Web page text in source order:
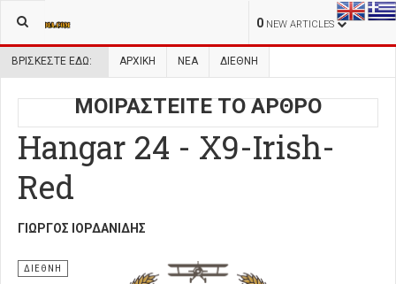
0 NEW ARTICLES
ΒΡΊΣΚΕΣΤΕ ΕΔΏ: ΑΡΧΙΚΉ ΝΕΑ ΔΙΕΘΝΗ
ΜΟΙΡΑΣΤΕΙΤΕ ΤΟ ΑΡΘΡΟ
Hangar 24 - X9-Irish-
Red
ΓΙΏΡΓΟΣ ΙΟΡΔΑΝΊΔΗΣ
ΔΙΕΘΝΗ